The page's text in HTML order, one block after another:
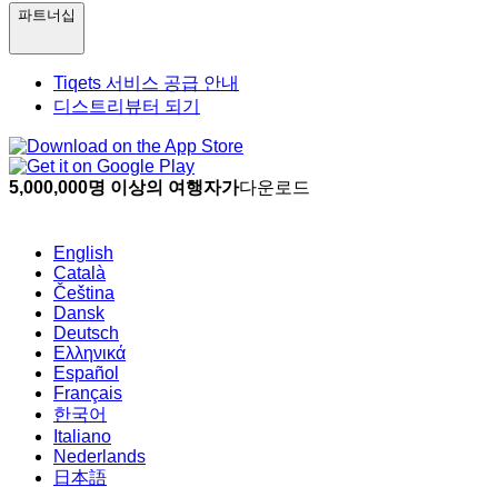
파트너십
Tiqets 서비스 공급 안내
디스트리뷰터 되기
5,000,000명 이상의 여행자가다운로드
English
Català
Čeština
Dansk
Deutsch
Ελληνικά
Español
Français
한국어
Italiano
Nederlands
日本語